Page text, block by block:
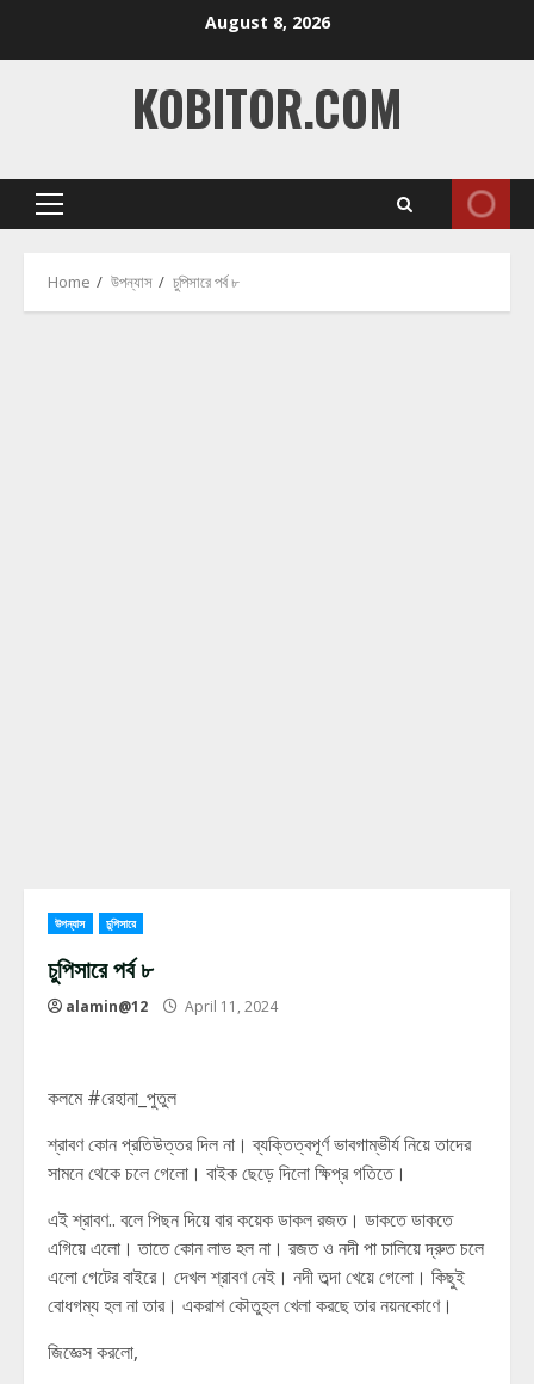
August 8, 2026
KOBITOR.COM
Primary
Home উপন্যাস চুপিসারে পর্ব ৮
উপন্যাস চুপিসারে
চুপিসারে পর্ব ৮
alamin@12 April 11, 2024
কলমে #রেহানা_পুতুল
শ্রাবণ কোন প্রতিউত্তর দিল না। ব্যক্তিত্বপূর্ণ ভাবগাম্ভীর্য নিয়ে তাদের
সামনে থেকে চলে গেলো। বাইক ছেড়ে দিলো ক্ষিপ্র গতিতে।
এই শ্রাবণ.. বলে পিছন দিয়ে বার কয়েক ডাকল রজত। ডাকতে ডাকতে
এগিয়ে এলো। তাতে কোন লাভ হল না। রজত ও নদী পা চালিয়ে দ্রুত চলে
এলো গেটের বাইরে। দেখল শ্রাবণ নেই। নদী তব্দা খেয়ে গেলো। কিছুই
বোধগম্য হল না তার। একরাশ কৌতুহল খেলা করছে তার নয়নকোণে।
জিজ্ঞেস করলো,